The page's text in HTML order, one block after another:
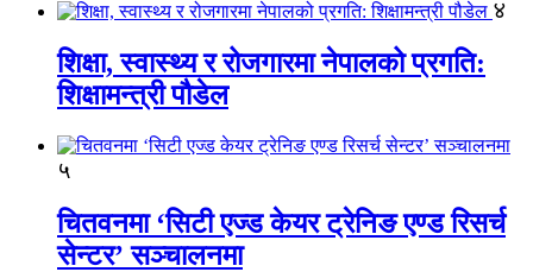
४
शिक्षा, स्वास्थ्य र रोजगारमा नेपालको प्रगति:
शिक्षामन्त्री पौडेल
५
चितवनमा ‘सिटी एज्ड केयर ट्रेनिङ एण्ड रिसर्च
सेन्टर’ सञ्चालनमा